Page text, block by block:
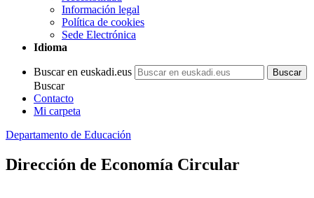
Información legal
Política de cookies
Sede Electrónica
Idioma
Buscar en euskadi.eus
Buscar
Contacto
Mi carpeta
Departamento de Educación
Dirección de Economía Circular